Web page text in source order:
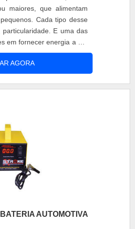
maiores, que alimentam
Cada tipo desse
E uma das
em fornecer energia a um
no-break. Sucatas
Um no-break, conhecido
(Fonte de Energia
AGORA
AUTOMOTIVA